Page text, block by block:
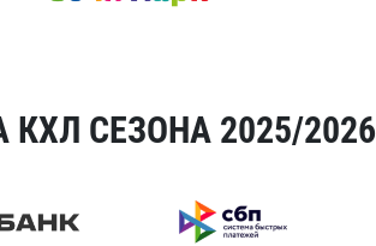
СЕЗОНА 2025/2026